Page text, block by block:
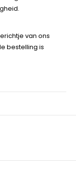
van ons
bestelling is